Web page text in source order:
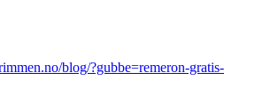
blog/?gubbe=remeron-gratis-